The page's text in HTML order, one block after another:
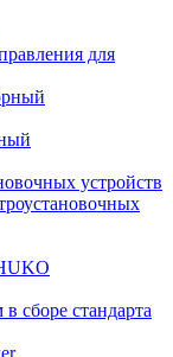
для
устройств
сборе стандарта